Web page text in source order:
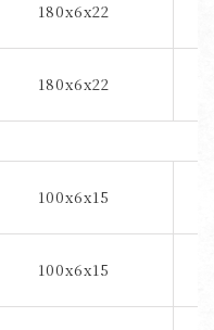
180x6x22
180x6x22
100x6x15
100x6x15